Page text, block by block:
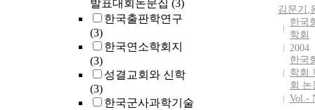
발표대회논문집 (3)
한국출판학연구
(3)
한국연소학회지
(3)
성결교회와 신학
(3)
한국군사과학기술
Luther
Prozeß
der
김문기 ,
한국
학회
2004
한국
학회
회 논
Vol.-